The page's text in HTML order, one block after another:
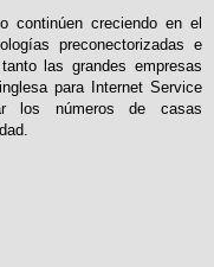
continúen creciendo en el
preconectorizadas e
las grandes empresas
para Internet Service
los números de casas